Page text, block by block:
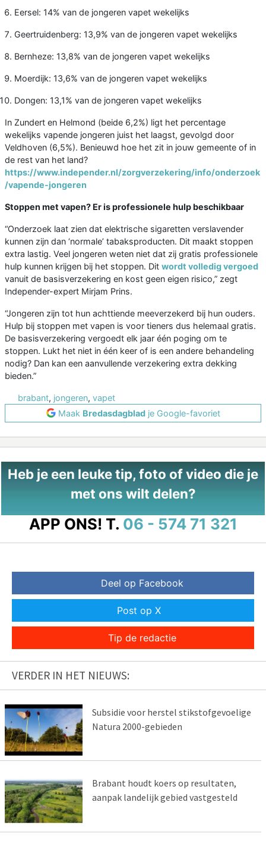
Eersel: 14% van de jongeren vapet wekelijks
Geertruidenberg: 13,9% van de jongeren vapet wekelijks
Bernheze: 13,8% van de jongeren vapet wekelijks
Moerdijk: 13,6% van de jongeren vapet wekelijks
Dongen: 13,1% van de jongeren vapet wekelijks
In Zundert en Helmond (beide 6,2%) ligt het percentage
wekelijks vapende jongeren juist het laagst, gevolgd door
Veldhoven (6,5%). Benieuwd hoe het zit in jouw gemeente of in
de rest van het land?
https://www.independer.nl/zorgverzekering/info/onderzoek
/vapende-jongeren
Stoppen met vapen? Er is professionele hulp beschikbaar
“Onderzoek laat zien dat elektrische sigaretten verslavender
kunnen zijn dan ‘normale’ tabaksproducten. Dit maakt stoppen
extra lastig. Veel jongeren weten niet dat zij gratis professionele
hulp kunnen krijgen bij het stoppen. Dit wordt volledig vergoed
vanuit de basisverzekering en kost geen eigen risico,” zegt
Independer-expert Mirjam Prins.
“Jongeren zijn tot hun achttiende meeverzekerd bij hun ouders.
Hulp bij stoppen met vapen is voor tieners dus helemaal gratis.
De basisverzekering vergoedt elk jaar één poging om te
stoppen. Lukt het niet in één keer of is een andere behandeling
nodig? Dan kan een aanvullende verzekering extra dekking
bieden.”
brabant, jongeren, vapet
Maak Bredasdagbladje Google-favoriet
Heb je een leuke tip, foto of video die je
met ons wilt delen?
APP ONS! T. 06 - 574 71 321
Deel op Facebook
Post op X
Tip de redactie
VERDER IN HET NIEUWS:
Subsidie voor herstel stikstofgevoelige
Natura 2000-gebieden
Brabant houdt koers op resultaten,
aanpak landelijk gebied vastgesteld